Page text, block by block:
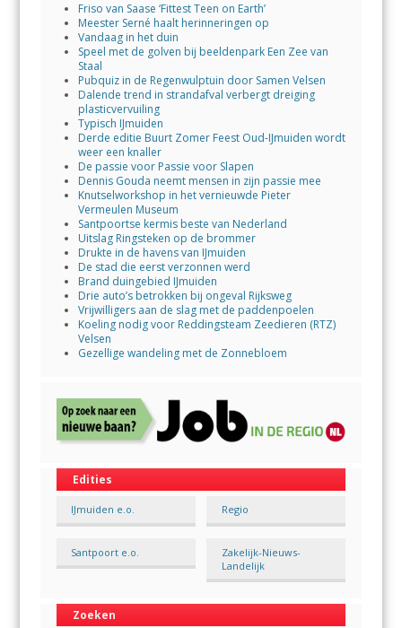
Friso van Saase ‘Fittest Teen on Earth’
Meester Serné haalt herinneringen op
Vandaag in het duin
Speel met de golven bij beeldenpark Een Zee van
Staal
Pubquiz in de Regenwulptuin door Samen Velsen
Dalende trend in strandafval verbergt dreiging
plasticvervuiling
Typisch IJmuiden
Derde editie Buurt Zomer Feest Oud-IJmuiden wordt
weer een knaller
De passie voor Passie voor Slapen
Dennis Gouda neemt mensen in zijn passie mee
Knutselworkshop in het vernieuwde Pieter
Vermeulen Museum
Santpoortse kermis beste van Nederland
Uitslag Ringsteken op de brommer
Drukte in de havens van IJmuiden
De stad die eerst verzonnen werd
Brand duingebied IJmuiden
Drie auto’s betrokken bij ongeval Rijksweg
Vrijwilligers aan de slag met de paddenpoelen
Koeling nodig voor Reddingsteam Zeedieren (RTZ)
Velsen
Gezellige wandeling met de Zonnebloem
Edities
IJmuiden e.o. Regio
Santpoort e.o.
Zakelijk-Nieuws-
Landelijk
Zoeken